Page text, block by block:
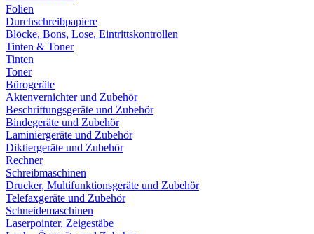
Folien
Durchschreibpapiere
Blöcke, Bons, Lose, Eintrittskontrollen
Tinten & Toner
Tinten
Toner
Bürogeräte
Aktenvernichter und Zubehör
Beschriftungsgeräte und Zubehör
Bindegeräte und Zubehör
Laminiergeräte und Zubehör
Diktiergeräte und Zubehör
Rechner
Schreibmaschinen
Drucker, Multifunktionsgeräte und Zubehör
Telefaxgeräte und Zubehör
Schneidemaschinen
Laserpointer, Zeigestäbe